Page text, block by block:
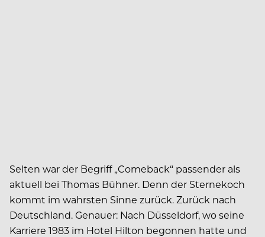
Selten war der Begriff „Comeback“ passender als
aktuell bei Thomas Bühner. Denn der Sternekoch
kommt im wahrsten Sinne zurück. Zurück nach
Deutschland. Genauer: Nach Düsseldorf, wo seine
Karriere 1983 im Hotel Hilton begonnen hatte und